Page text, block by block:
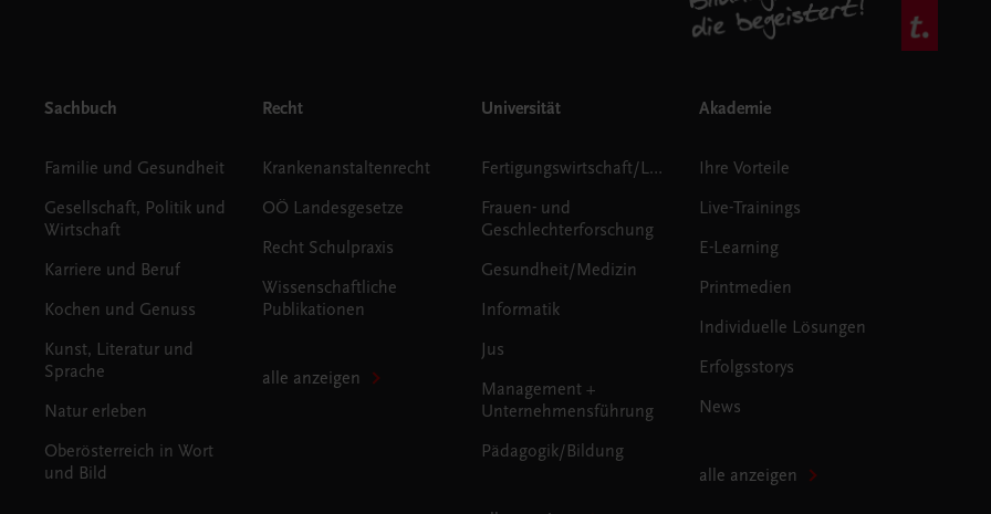
Sachbuch
Familie und Gesundheit
Gesellschaft, Politik und
Wirtschaft
Karriere und Beruf
Kochen und Genuss
Kunst, Literatur und
Sprache
Natur erleben
Oberösterreich in Wort
und Bild
Recht
Krankenanstaltenrecht
OÖ Landesgesetze
Recht Schulpraxis
Wissenschaftliche
Publikationen
alle anzeigen
Universität
Fertigungswirtschaft/Logistik
Frauen- und
Geschlechterforschung
Gesundheit/Medizin
Informatik
Jus
Management +
Unternehmensführung
Pädagogik/Bildung
Akademie
Ihre Vorteile
Live-Trainings
E-Learning
Printmedien
Individuelle Lösungen
Erfolgsstorys
News
alle anzeigen